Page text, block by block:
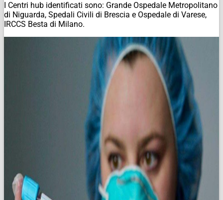
I Centri hub identificati sono: Grande Ospedale Metropolitano
di Niguarda, Spedali Civili di Brescia e Ospedale di Varese,
IRCCS Besta di Milano.